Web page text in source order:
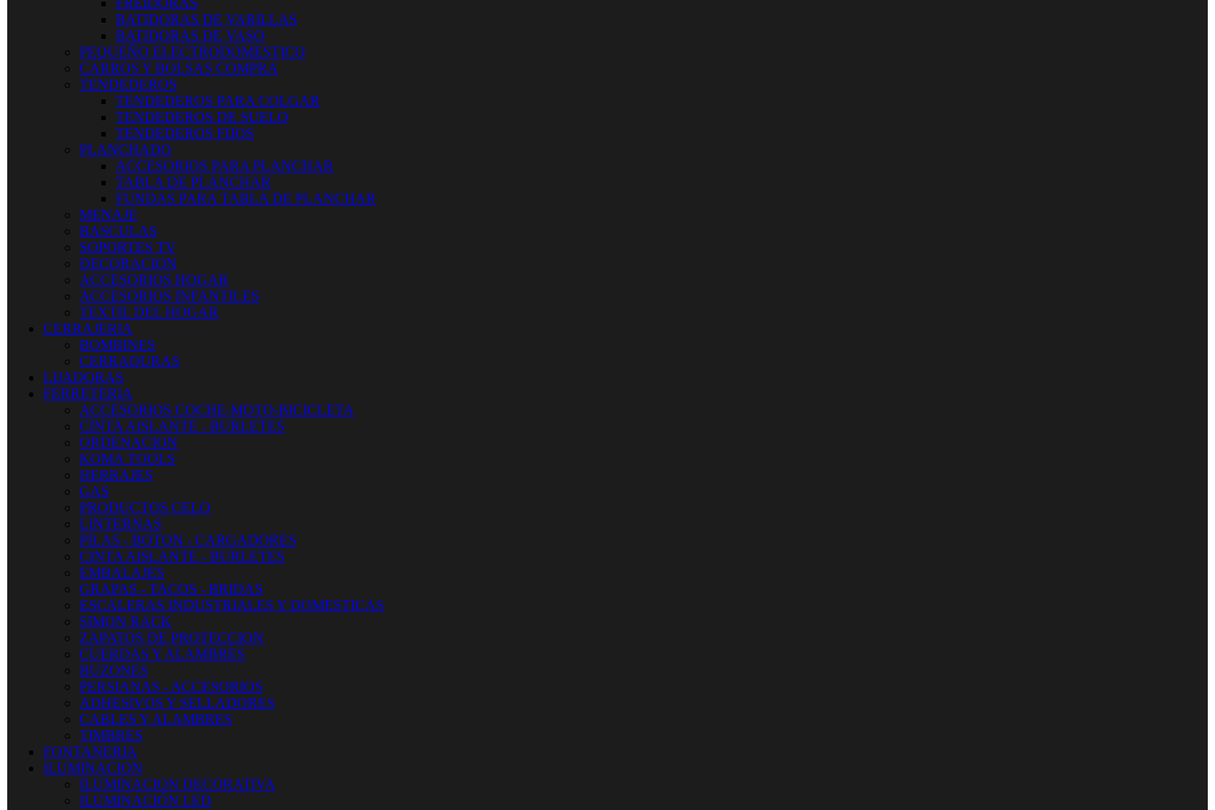
FREIDORAS
BATIDORAS DE VARILLAS
BATIDORAS DE VASO
PEQUEÑO ELECTRODOMESTICO
CARROS Y BOLSAS COMPRA
TENDEDEROS
TENDEDEROS PARA COLGAR
TENDEDEROS DE SUELO
TENDEDEROS FIJOS
PLANCHADO
ACCESORIOS PARA PLANCHAR
TABLA DE PLANCHAR
FUNDAS PARA TABLA DE PLANCHAR
MENAJE
BASCULAS
SOPORTES TV
DECORACION
ACCESORIOS HOGAR
ACCESORIOS INFANTILES
TEXTIL DEL HOGAR
CERRAJERIA
BOMBINES
CERRADURAS
LIJADORAS
FERRETERIA
ACCESORIOS COCHE-MOTO-BICICLETA
CINTA AISLANTE - BURLETES
ORDENACION
KOMA TOOLS
HERRAJES
GAS
PRODUCTOS CELO
LINTERNAS
PILAS - BOTON - CARGADORES
CINTA AISLANTE - BURLETES
EMBALAJES
GRAPAS - TACOS - BRIDAS
ESCALERAS INDUSTRIALES Y DOMESTICAS
SIMON RACK
ZAPATOS DE PROTECCION
CUERDAS Y ALAMBRES
BUZONES
PERSIANAS - ACCESORIOS
ADHESIVOS Y SELLADORES
CABLES Y ALAMBRES
TIMBRES
FONTANERIA
ILUMINACION
ILUMINACION DECORATIVA
ILUMINACIÓN LED